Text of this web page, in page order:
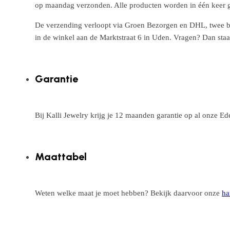
op maandag verzonden. Alle producten worden in één
De verzending verloopt via Groen Bezorgen en DHL, twee
in de winkel aan de Marktstraat 6 in Uden. Vragen? Dan
Garantie
Bij Kalli Jewelry krijg je 12 maanden garantie op al onze
Maattabel
Weten welke maat je moet hebben? Bekijk daarvoor onze